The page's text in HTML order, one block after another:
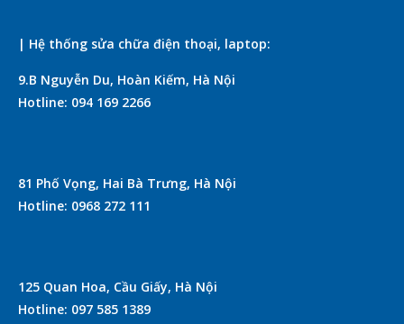
| Hệ thống sửa chữa điện thoại, laptop:
9.B Nguyễn Du, Hoàn Kiếm, Hà Nội
Hotline: 094 169 2266
81 Phố Vọng, Hai Bà Trưng, Hà Nội
Hotline: 0968 272 111
125 Quan Hoa, Cầu Giấy, Hà Nội
Hotline: 097 585 1389